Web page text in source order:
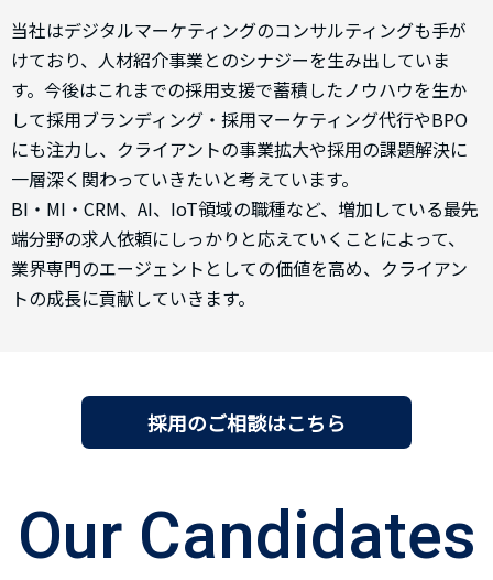
当社はデジタルマーケティングのコンサルティングも手が
けており、人材紹介事業とのシナジーを生み出していま
す。今後はこれまでの採用支援で蓄積したノウハウを生か
して採用ブランディング・採用マーケティング代行やBPO
にも注力し、クライアントの事業拡大や採用の課題解決に
一層深く関わっていきたいと考えています。
BI・MI・CRM、AI、IoT領域の職種など、増加している最先
端分野の求人依頼にしっかりと応えていくことによって、
業界専門のエージェントとしての価値を高め、クライアン
トの成長に貢献していきます。
採用のご相談はこちら
Our Candidates